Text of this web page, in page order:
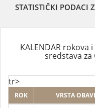
STATISTIČKI PODACI
KALENDAR
sredstava za
tr>
ROK VRSTA